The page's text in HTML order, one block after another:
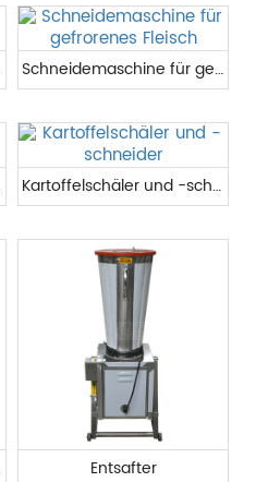
Schneidemaschine für gefrorenes Fleisch
Kartoffelschäler und -schneider
Entsafter